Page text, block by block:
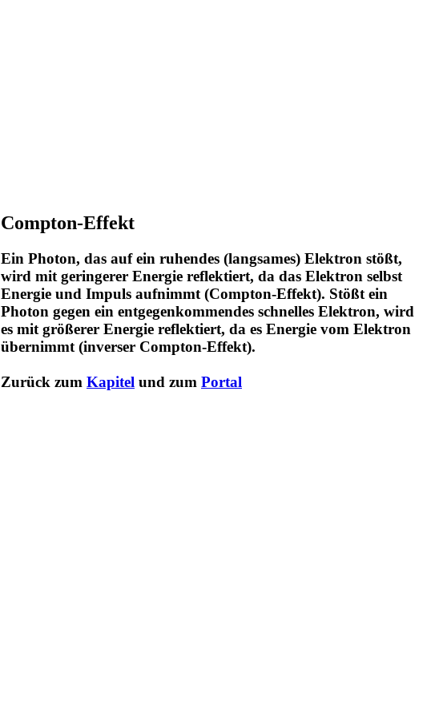
Compton-Effekt
Ein Photon, das auf ein ruhendes (langsames) Elektron stößt,
wird mit geringerer Energie reflektiert, da das Elektron selbst
Energie und Impuls aufnimmt (Compton-Effekt). Stößt ein
Photon gegen ein entgegenkommendes schnelles Elektron, wird
es mit größerer Energie reflektiert, da es Energie vom Elektron
übernimmt (inverser Compton-Effekt).
Zurück zum Kapitel und zum Portal